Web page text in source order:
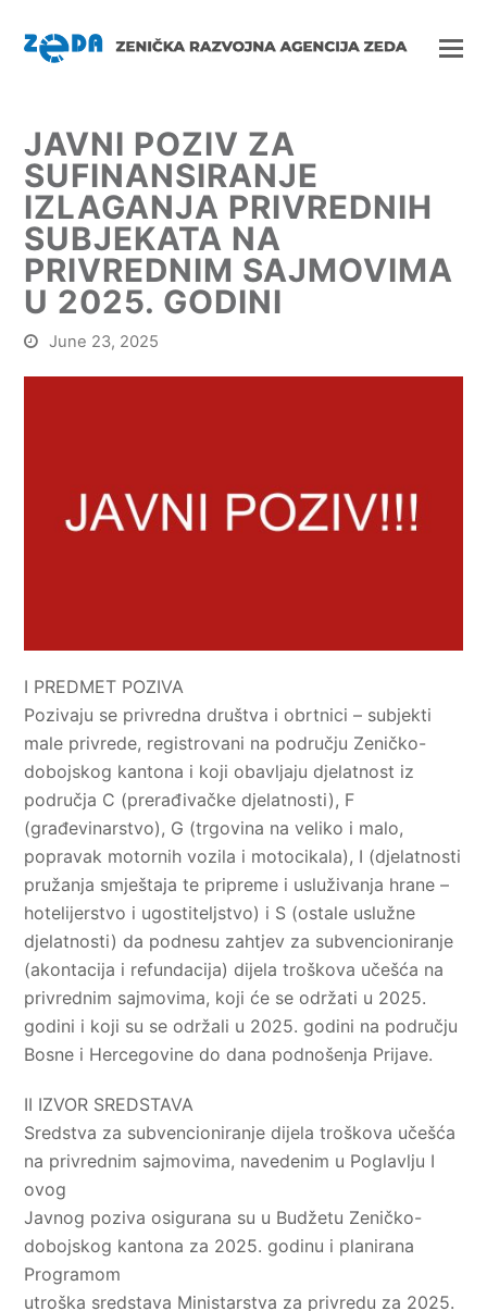
JAVNI POZIV ZA
SUFINANSIRANJE
IZLAGANJA PRIVREDNIH
SUBJEKATA NA
PRIVREDNIM SAJMOVIMA
U 2025. GODINI
June 23, 2025
I PREDMET POZIVA
Pozivaju se privredna društva i obrtnici – subjekti
male privrede, registrovani na području Zeničko-
dobojskog kantona i koji obavljaju djelatnost iz
područja C (prerađivačke djelatnosti), F
(građevinarstvo), G (trgovina na veliko i malo,
popravak motornih vozila i motocikala), I (djelatnosti
pružanja smještaja te pripreme i usluživanja hrane –
hotelijerstvo i ugostiteljstvo) i S (ostale uslužne
djelatnosti) da podnesu zahtjev za subvencioniranje
(akontacija i refundacija) dijela troškova učešća na
privrednim sajmovima, koji će se održati u 2025.
godini i koji su se održali u 2025. godini na području
Bosne i Hercegovine do dana podnošenja Prijave.
II IZVOR SREDSTAVA
Sredstva za subvencioniranje dijela troškova učešća
na privrednim sajmovima, navedenim u Poglavlju I
ovog
Javnog poziva osigurana su u Budžetu Zeničko-
dobojskog kantona za 2025. godinu i planirana
Programom
utroška sredstava Ministarstva za privredu za 2025.